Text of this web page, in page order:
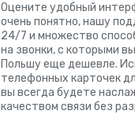
Оцените удобный
очень понятно, нашу
24/7 и множество
на звонки, с которыми
Польшу еще дешевле.
телефонных карточек
вы всегда будете
качеством связи без